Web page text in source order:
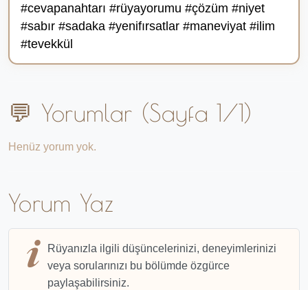
#cevapanahtarı #rüyayorumu #çözüm #niyet
#sabır #sadaka #yenifırsatlar #maneviyat #ilim
#tevekkül
💬 Yorumlar (Sayfa 1/1)
Henüz yorum yok.
Yorum Yaz
Rüyanızla ilgili düşüncelerinizi, deneyimlerinizi
veya sorularınızı bu bölümde özgürce
paylaşabilirsiniz.